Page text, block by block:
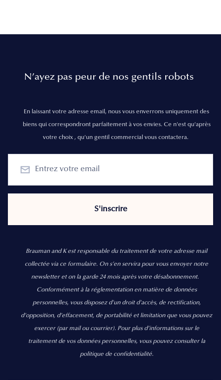
N’ayez pas peur de nos gentils robots
En laissant votre adresse email, nous vous enverrons uniquement des
biens qui correspondront parfaitement à vos envies. Ce n'est qu'après
votre choix , qu'un gentil commercial vous contactera.
Brauman and K est responsable du traitement de votre adresse mail
collectée via ce formulaire. On s’en servira pour vous envoyer notre
newsletter et on la garde 24 mois après votre désabonnement.
Conformément à la réglementation en matière de données
personnelles, vous disposez d'un droit d'accès, de rectification,
d’opposition, d’effacement, de portabilité et limitation que vous pouvez
exercer (par mail ou courrier). Pour plus d’informations sur le
traitement de vos données personnelles, vous pouvez consulter la
politique de confidentialité.